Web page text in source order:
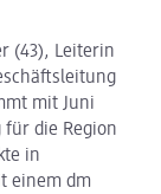
(43), Leiterin
mit Juni
die Region
in
einem dm